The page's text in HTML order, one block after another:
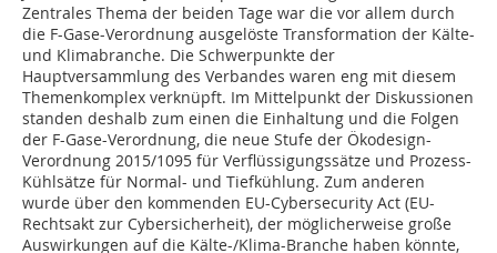
Zentrales Thema der beiden Tage war die vor allem durch
die F-Gase-Verordnung ausgelöste Transformation der Kälte-
und Klimabranche. Die Schwerpunkte der
Hauptversammlung des Verbandes waren eng mit diesem
Themenkomplex verknüpft. Im Mittelpunkt der Diskussionen
standen deshalb zum einen die Einhaltung und die Folgen
der F-Gase-Verordnung, die neue Stufe der Ökodesign-
Verordnung 2015/1095 für Verflüssigungssätze und Prozess-
Kühlsätze für Normal- und Tiefkühlung. Zum anderen
wurde über den kommenden EU-Cybersecurity Act (EU-
Rechtsakt zur Cybersicherheit), der möglicherweise große
Auswirkungen auf die Kälte-/Klima-Branche haben könnte,